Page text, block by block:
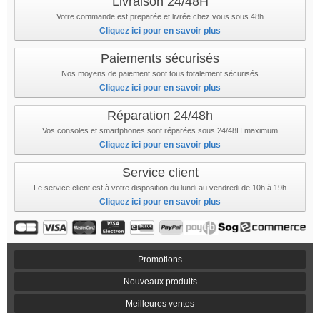
Votre commande est preparée et livrée chez vous sous 48h
Cliquez ici pour en savoir plus
Paiements sécurisés
Nos moyens de paiement sont tous totalement sécurisés
Cliquez ici pour en savoir plus
Réparation 24/48h
Vos consoles et smartphones sont réparées sous 24/48H maximum
Cliquez ici pour en savoir plus
Service client
Le service client est à votre disposition du lundi au vendredi de 10h à 19h
Cliquez ici pour en savoir plus
Promotions
Nouveaux produits
Meilleures ventes